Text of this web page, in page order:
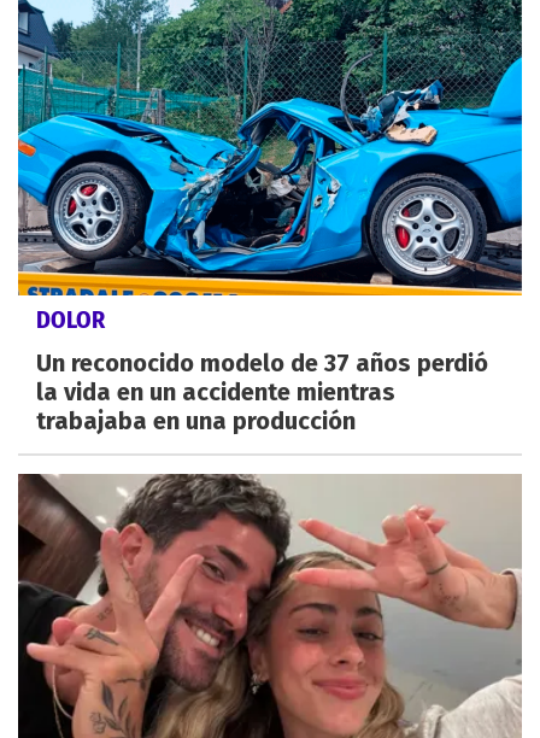
DOLOR
Un reconocido modelo de 37 años perdió
la vida en un accidente mientras
trabajaba en una producción